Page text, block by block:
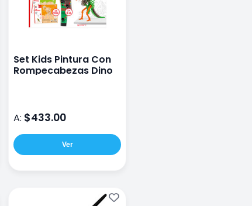
Set Kids Pintura Con
Rompecabezas Dino
A: $433.00
Ver